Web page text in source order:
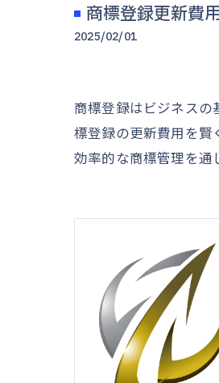
商標登録更新費
2025/02/01
商標登録はビジネス
標登録の更新費用を賢
効率的な商標管理を通